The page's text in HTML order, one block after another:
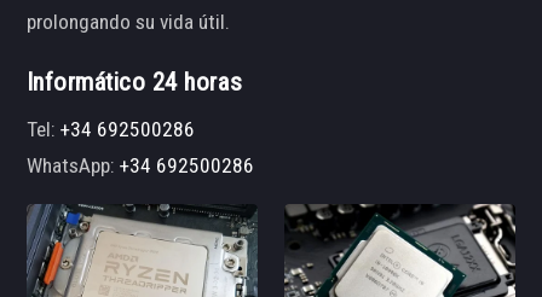
prolongando su vida útil.
Informático 24 horas
Tel:+34 692500286
WhatsApp:+34 692500286